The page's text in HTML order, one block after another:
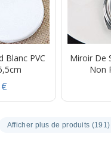
Blanc PVC
€
Miroir De
Non
Afficher plus de produits (191)